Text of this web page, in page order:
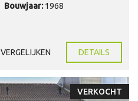
Bouwjaar: 1968
VERGELIJKEN DETAILS
VERKOCHT